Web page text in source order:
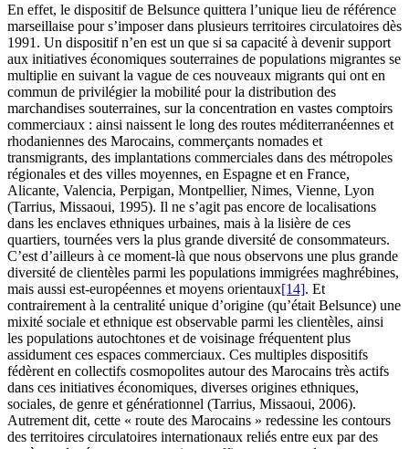
En effet, le dispositif de Belsunce quittera l’unique lieu de référence
marseillaise pour s’imposer dans plusieurs territoires circulatoires dès
1991. Un dispositif n’en est un que si sa capacité à devenir support
aux initiatives économiques souterraines de populations migrantes se
multiplie en suivant la vague de ces nouveaux migrants qui ont en
commun de privilégier la mobilité pour la distribution des
marchandises souterraines, sur la concentration en vastes comptoirs
commerciaux : ainsi naissent le long des routes méditerranéennes et
rhodaniennes des Marocains, commerçants nomades et
transmigrants, des implantations commerciales dans des métropoles
régionales et des villes moyennes, en Espagne et en France,
Alicante, Valencia, Perpigan, Montpellier, Nimes, Vienne, Lyon
(Tarrius, Missaoui, 1995). Il ne s’agit pas encore de localisations
dans les enclaves ethniques urbaines, mais à la lisière de ces
quartiers, tournées vers la plus grande diversité de consommateurs.
C’est d’ailleurs à ce moment-là que nous observons une plus grande
diversité de clientèles parmi les populations immigrées maghrébines,
mais aussi est-européennes et moyens orientaux[14]. Et
contrairement à la centralité unique d’origine (qu’était Belsunce) une
mixité sociale et ethnique est observable parmi les clientèles, ainsi
les populations autochtones et de voisinage fréquentent plus
assidument ces espaces commerciaux. Ces multiples dispositifs
fédèrent en collectifs cosmopolites autour des Marocains très actifs
dans ces initiatives économiques, diverses origines ethniques,
sociales, de genre et générationnel (Tarrius, Missaoui, 2006).
Autrement dit, cette « route des Marocains » redessine les contours
des territoires circulatoires internationaux reliés entre eux par des